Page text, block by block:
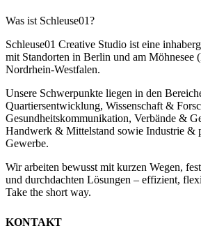
Was ist Schleuse01?
Schleuse01 Creative Studio ist eine
mit Standorten in Berlin und am Möhnesee
Nordrhein-Westfalen.
Unsere Schwerpunkte liegen in den
Quartiersentwicklung, Wissenschaft &
Gesundheitskommunikation, Verbände &
Handwerk & Mittelstand sowie Industrie &
Gewerbe.
Wir arbeiten bewusst mit kurzen Wegen,
und durchdachten Lösungen – effizient,
Take the short way.
KONTAKT